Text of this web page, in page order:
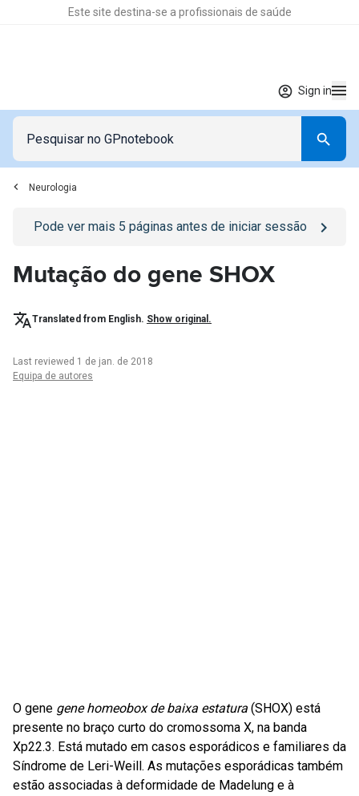
Este site destina-se a profissionais de saúde
Sign in
Neurologia
Go to/sign-inpage
Pode ver mais 5 páginas antes de iniciar sessão
Mutação do gene SHOX
Translated from English. Show original.
Last reviewed 1 de jan. de 2018
Equipa de autores
O gene gene homeobox de baixa estatura (SHOX) está
presente no braço curto do cromossoma X, na banda
Xp22.3. Está mutado em casos esporádicos e familiares da
Síndrome de Leri-Weill. As mutações esporádicas também
estão associadas à deformidade de Madelung e à